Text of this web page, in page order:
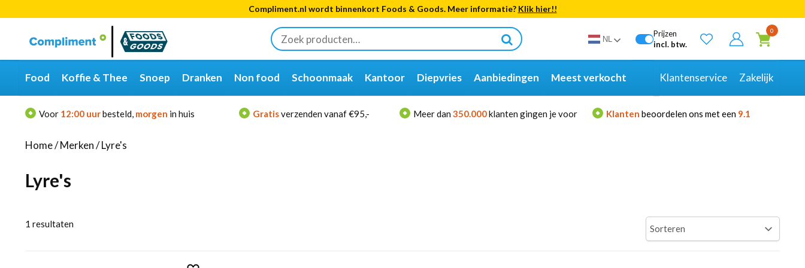
Compliment.nl wordt binnenkort Foods & Goods. Meer informatie? Klik hier!!
Zoeken
naar:
Categorieën
Merken
NL
Prijzen
incl. btw.
0
Food Koffie & Thee Snoep Dranken Non food Schoonmaak Kantoor Diepvries Aanbiedingen Meest verkocht Klantenservice Zakelijk
Voor 12:00 uurbesteld, morgen in huis Gratisverzenden vanaf €95,- Meer dan 350.000klanten gingen je voor Klanten beoordelen ons met een 9.1
Home/Merken/Lyre's
Lyre's
1 resultaten